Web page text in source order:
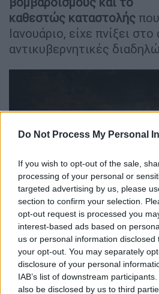
Do Not Process My Personal
If you wish to opt-out of the sale,
processing of your personal or
targeted advertising by us, please
section to confirm your selection.
opt-out request is processed you
interest-based ads based on
us or personal information
your opt-out. You may separately
disclosure of your personal
IAB’s list of downstream
also be disclosed by us to third
καθεστώς καταστολής
Ιανουάριο, είχε πνίξει στο
αντικυβερνητικές
Iράν: Σφοδρά πλήγματα στον
δεκάδες νεκρούς (AP)
Σφοδρά πλήγματα
αφήνουν πίσω